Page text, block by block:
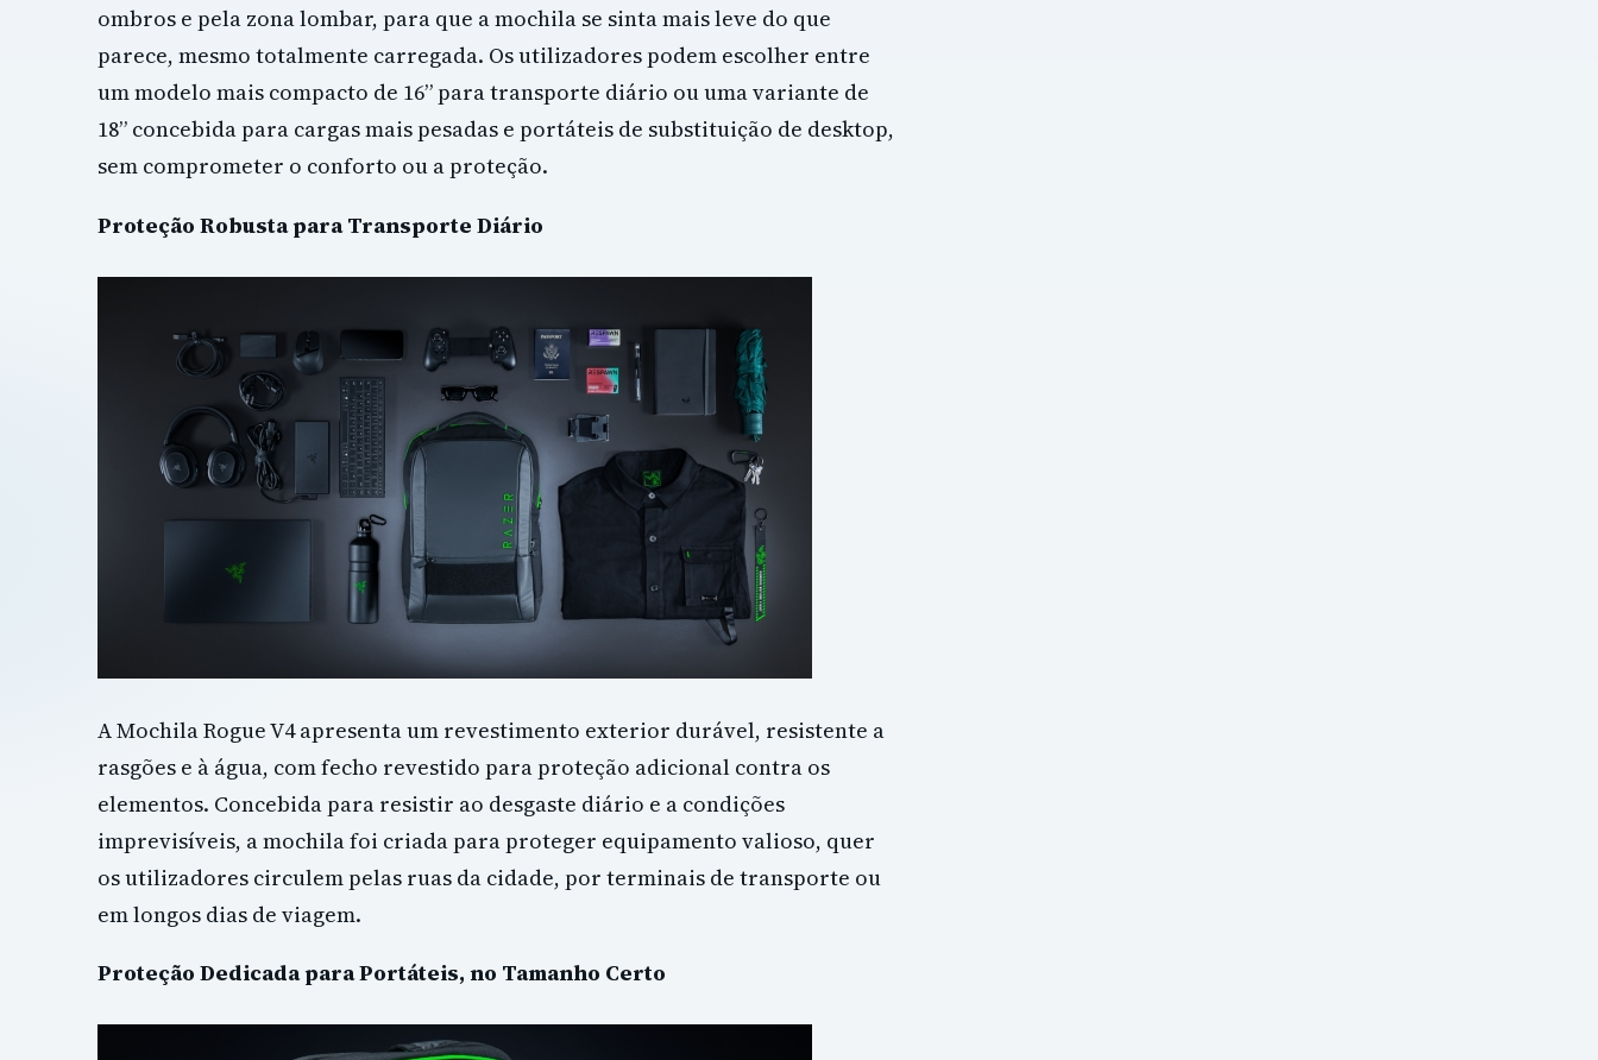
ombros e pela zona lombar, para que a mochila se sinta mais leve do que
parece, mesmo totalmente carregada. Os utilizadores podem escolher entre
um modelo mais compacto de 16” para transporte diário ou uma variante de
18” concebida para cargas mais pesadas e portáteis de substituição de desktop,
sem comprometer o conforto ou a proteção.
Proteção Robusta para Transporte Diário
A Mochila Rogue V4 apresenta um revestimento exterior durável, resistente a
rasgões e à água, com fecho revestido para proteção adicional contra os
elementos. Concebida para resistir ao desgaste diário e a condições
imprevisíveis, a mochila foi criada para proteger equipamento valioso, quer
os utilizadores circulem pelas ruas da cidade, por terminais de transporte ou
em longos dias de viagem.
Proteção Dedicada para Portáteis, no Tamanho Certo